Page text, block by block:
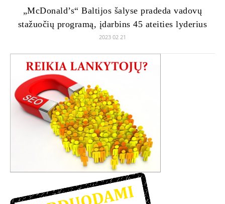
„McDonald’s“ Baltijos šalyse pradeda vadovų
stažuočių programą, įdarbins 45 ateities lyderius
2023 02 21